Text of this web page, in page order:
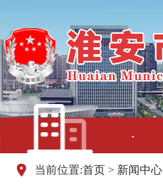
当前位置:首页 > 新闻中心